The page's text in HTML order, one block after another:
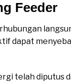
Feeder
dapat
telah diputus